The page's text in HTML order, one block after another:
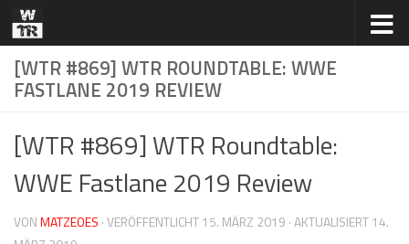
Zum Inhalt springen
[WTR #869] WTR ROUNDTABLE: WWE
FASTLANE 2019 REVIEW
[WTR #869] WTR Roundtable:
WWE Fastlane 2019 Review
VONMATZEOES · VERÖFFENTLICHT15. MÄRZ 2019 · AKTUALISIERT14.